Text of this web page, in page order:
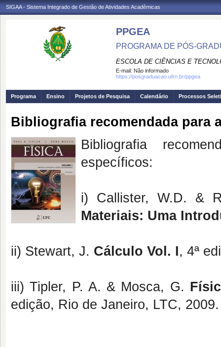
SIGAA - Sistema Integrado de Gestão de Atividades Acadêmicas
PPGEA
PROGRAMA DE PÓS-
ESCOLA DE CIÊNCIAS E
E-mail: Não informado
https://posgraduacao.ufrn.br/ppgea
Programa Ensino Projetos de Pesquisa Calendário Processos
Bibliografia recomendada para
Bibliografia
específicos:
i) Callister, W.D. &
Materiais: Uma
ii) Stewart, J. Cálculo Vol. I, 4ª
iii) Tipler, P. A. & Mosca, G.
edição, Rio de Janeiro, LTC, 2009.